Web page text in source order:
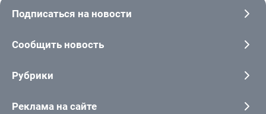
Подписаться на новости
Сообщить новость
Рубрики
Реклама на сайте